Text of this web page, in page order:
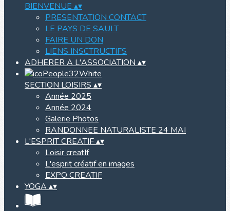
BIENVENUE ▴▾
PRESENTATION CONTACT
LE PAYS DE SAULT
FAIRE UN DON
LIENS INSCTRUCTIFS
ADHERER A L'ASSOCIATION ▴▾
SECTION LOISIRS ▴▾
Année 2025
Année 2024
Galerie Photos
RANDONNEE NATURALISTE 24 MAI
L'ESPRIT CREATIF▴▾
Loisir creatIf
L'esprit créatif en images
EXPO CREATIF
YOGA ▴▾